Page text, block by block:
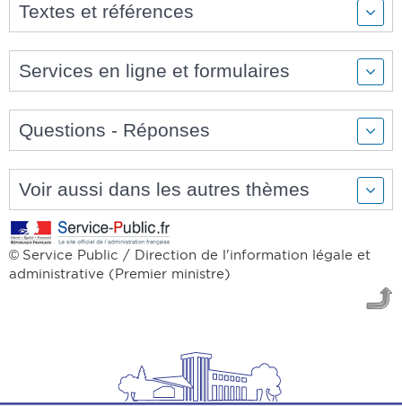
Textes et références
Services en ligne et formulaires
Questions - Réponses
Voir aussi dans les autres thèmes
© Service Public / Direction de l'information légale et
administrative (Premier ministre)